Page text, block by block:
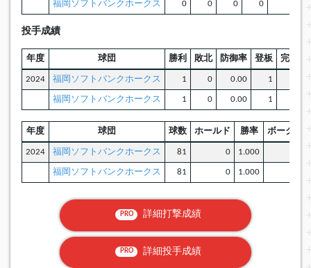
福岡ソフトバンクホークス 0 0 0 0
投手成績
年度 球団 勝利 敗北 防御率 登板 完投
2024 福岡ソフトバンクホークス 1 0 0.00 1
福岡ソフトバンクホークス 1 0 0.00 1
年度 球団 球数 ホールド 勝率 ボーク
2024 福岡ソフトバンクホークス 81 0 1.000
福岡ソフトバンクホークス 81 0 1.000
PRO 詳細打撃成績
PRO 詳細投手成績